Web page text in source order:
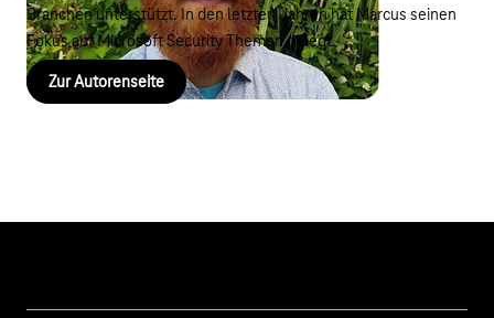
Branchen unterstützt. In den letzten Jahren hat Marcus seinen
Fokus auf Microsoft Security Themen gelegt.
Zur Autorenseite